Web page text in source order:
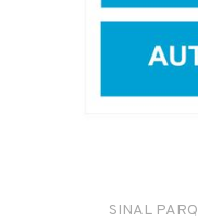
SINAL